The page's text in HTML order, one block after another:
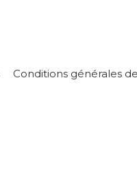
Conditions générales